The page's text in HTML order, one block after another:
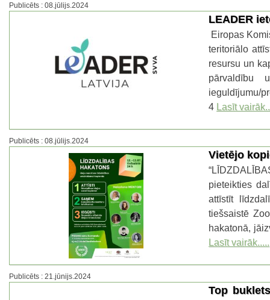
Publicēts : 08.jūlijs.2024
LEADER
Eiropas
teritoriālo
resursu un
pārvaldību
ieguldījumu/
4 Lasīt
Publicēts : 08.jūlijs.2024
Vietējo
pieteikties
attīstīt
tiešsaistē
hakatonā,
Lasīt vairāk.....
Publicēts : 21.jūnijs.2024
Top